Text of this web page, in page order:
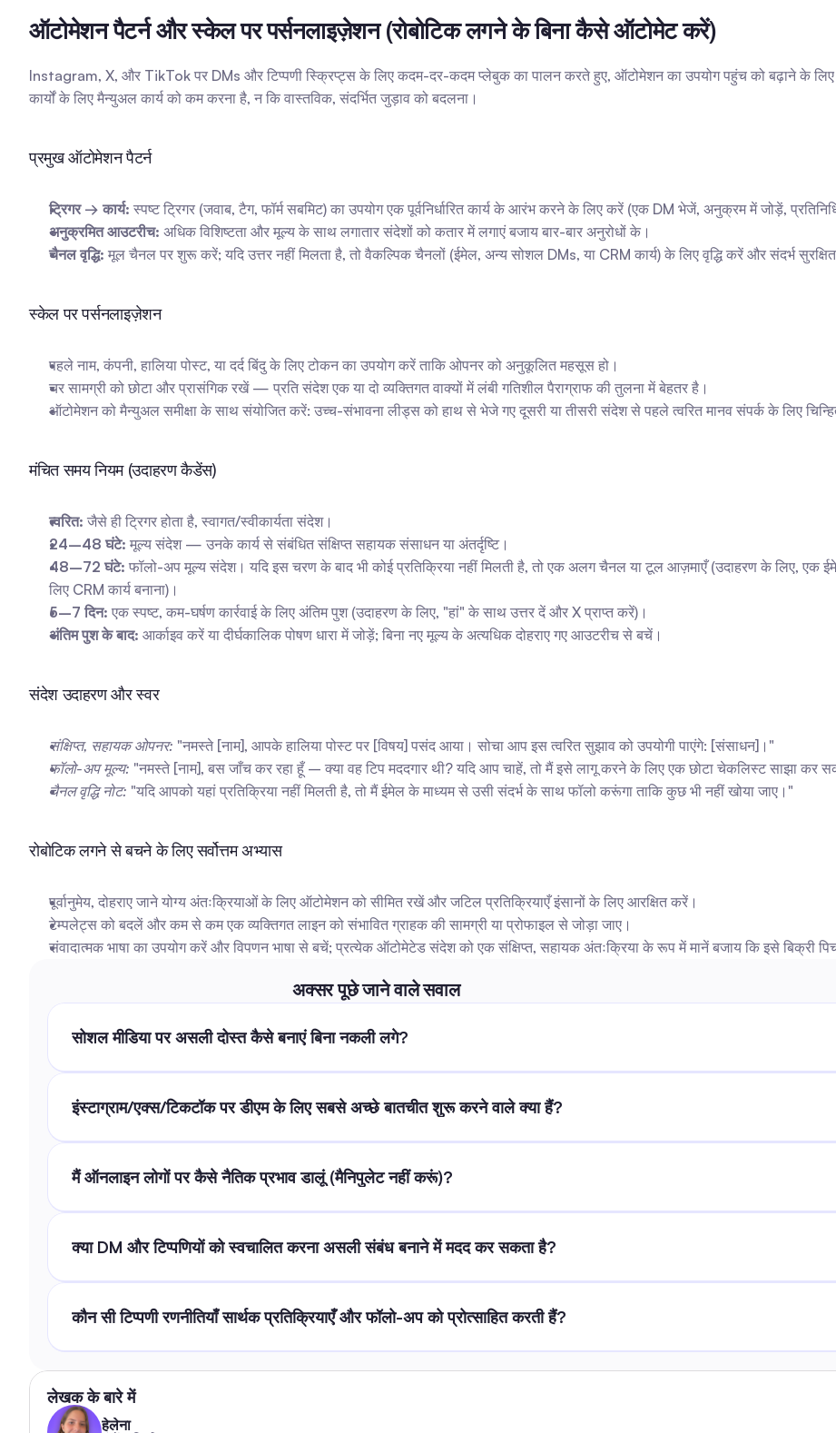
ऑटोमेशन पैटर्न और स्केल पर पर्सनलाइज़ेशन (रोबोटिक लगने के बिना कैसे ऑटोमेट करें)
Instagram, X, और TikTok पर DMs और टिप्पणी स्क्रिप्ट्स के लिए कदम-दर-कदम प्लेबुक का पालन करते हुए, ऑटोमेशन का उपयोग पहुंच को बढ़ाने के लिए
कार्यों के लिए मैन्युअल कार्य को कम करना है, न कि वास्तविक, संदर्भित जुड़ाव को बदलना।
प्रमुख ऑटोमेशन पैटर्न
ट्रिगर → कार्य: स्पष्ट ट्रिगर (जवाब, टैग, फॉर्म सबमिट) का उपयोग एक पूर्वनिर्धारित कार्य के आरंभ करने के लिए करें (एक DM भेजें, अनुक्रम में जोड़ें,
अनुक्रमित आउटरीच: अधिक विशिष्टता और मूल्य के साथ लगातार संदेशों को कतार में लगाएं बजाय बार-बार अनुरोधों के।
चैनल वृद्धि: मूल चैनल पर शुरू करें; यदि उत्तर नहीं मिलता है, तो वैकल्पिक चैनलों (ईमेल, अन्य सोशल DMs, या CRM कार्य) के लिए वृद्धि करें और संदर्भ
स्केल पर पर्सनलाइज़ेशन
पहले नाम, कंपनी, हालिया पोस्ट, या दर्द बिंदु के लिए टोकन का उपयोग करें ताकि ओपनर को अनुकूलित महसूस हो।
चर सामग्री को छोटा और प्रासंगिक रखें — प्रति संदेश एक या दो व्यक्तिगत वाक्यों में लंबी गतिशील पैराग्राफ की तुलना में बेहतर है।
ऑटोमेशन को मैन्युअल समीक्षा के साथ संयोजित करें: उच्च-संभावना लीड्स को हाथ से भेजे गए दूसरी या तीसरी संदेश से पहले त्वरित मानव संपर्क के लिए
मंचित समय नियम (उदाहरण कैडेंस)
त्वरित: जैसे ही ट्रिगर होता है, स्वागत/स्वीकार्यता संदेश।
24–48 घंटे: मूल्य संदेश — उनके कार्य से संबंधित संक्षिप्त सहायक संसाधन या अंतर्दृष्टि।
48–72 घंटे: फॉलो-अप मूल्य संदेश। यदि इस चरण के बाद भी कोई प्रतिक्रिया नहीं मिलती है, तो एक अलग चैनल या टूल आज़माएँ (उदाहरण के लिए, एक
लिए CRM कार्य बनाना)।
5–7 दिन: एक स्पष्ट, कम-घर्षण कार्रवाई के लिए अंतिम पुश (उदाहरण के लिए, "हां" के साथ उत्तर दें और X प्राप्त करें)।
अंतिम पुश के बाद: आर्काइव करें या दीर्घकालिक पोषण धारा में जोड़ें; बिना नए मूल्य के अत्यधिक दोहराए गए आउटरीच से बचें।
संदेश उदाहरण और स्वर
संक्षिप्त, सहायक ओपनर: "नमस्ते [नाम], आपके हालिया पोस्ट पर [विषय] पसंद आया। सोचा आप इस त्वरित सुझाव को उपयोगी पाएंगे: [संसाधन]।"
फॉलो-अप मूल्य: "नमस्ते [नाम], बस जाँच कर रहा हूँ – क्या वह टिप मददगार थी? यदि आप चाहें, तो मैं इसे लागू करने के लिए एक छोटा चेकलिस्ट साझा कर
चैनल वृद्धि नोट: "यदि आपको यहां प्रतिक्रिया नहीं मिलती है, तो मैं ईमेल के माध्यम से उसी संदर्भ के साथ फॉलो करूंगा ताकि कुछ भी नहीं खोया जाए।"
रोबोटिक लगने से बचने के लिए सर्वोत्तम अभ्यास
पूर्वानुमेय, दोहराए जाने योग्य अंतःक्रियाओं के लिए ऑटोमेशन को सीमित रखें और जटिल प्रतिक्रियाएँ इंसानों के लिए आरक्षित करें।
टेम्पलेट्स को बदलें और कम से कम एक व्यक्तिगत लाइन को संभावित ग्राहक की सामग्री या प्रोफाइल से जोड़ा जाए।
संवादात्मक भाषा का उपयोग करें और विपणन भाषा से बचें; प्रत्येक ऑटोमेटेड संदेश को एक संक्षिप्त, सहायक अंतःक्रिया के रूप में मानें बजाय कि इसे बिक्री
अक्सर पूछे जाने वाले सवाल
सोशल मीडिया पर असली दोस्त कैसे बनाएं बिना नकली लगे?
इंस्टाग्राम/एक्स/टिकटॉक पर डीएम के लिए सबसे अच्छे बातचीत शुरू करने वाले क्या हैं?
मैं ऑनलाइन लोगों पर कैसे नैतिक प्रभाव डालूं (मैनिपुलेट नहीं करूं)?
क्या DM और टिप्पणियों को स्वचालित करना असली संबंध बनाने में मदद कर सकता है?
कौन सी टिप्पणी रणनीतियाँ सार्थक प्रतिक्रियाएँ और फॉलो-अप को प्रोत्साहित करती हैं?
लेखक के बारे में
हेलेना